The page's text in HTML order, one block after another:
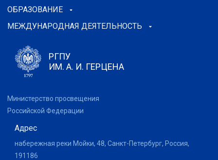
ОБРАЗОВАНИЕ
МЕЖДУНАРОДНАЯ ДЕЯТЕЛЬНОСТЬ
РГПУ
ИМ. А. И. ГЕРЦЕНА
Министерство просвещения
Российской Федерации
Адрес
набережная реки Мойки, 48, Санкт-Петербург, Россия,
191186